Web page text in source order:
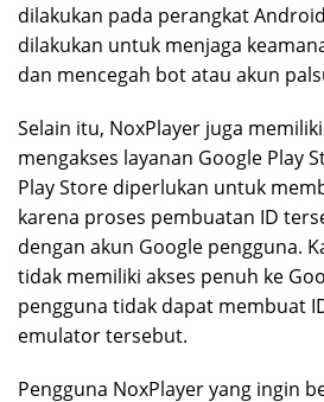
dilakukan pada perangkat
dilakukan untuk menjaga
dan mencegah bot atau akun
Selain itu, NoxPlayer juga
mengakses layanan Google Play
Play Store diperlukan untuk
karena proses pembuatan ID
dengan akun Google pengguna.
tidak memiliki akses penuh ke
pengguna tidak dapat membuat
emulator tersebut.
Pengguna NoxPlayer yang ingin